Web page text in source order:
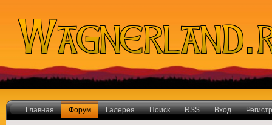
Главная Форум Галерея Поиск RSS Вход